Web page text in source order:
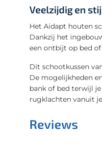
Veelzijdig en
Het Aidapt houten
Dankzij het
een ontbijt op bed
Dit schootkussen
De mogelijkheden
bank of bed terwijl
rugklachten vanuit
Reviews